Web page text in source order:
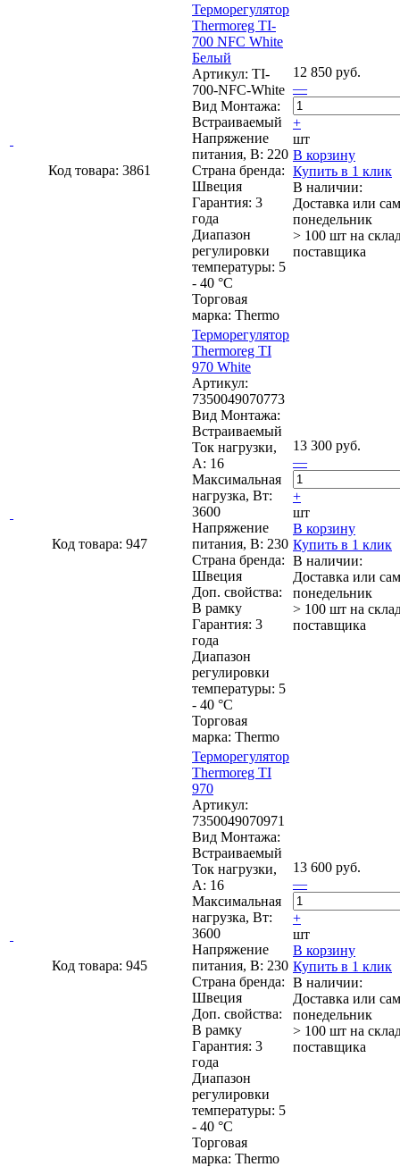
Код товара: 3861
Терморегулятор
Thermoreg TI-
700 NFC White
Белый
Артикул: TI-
700-NFC-White
Вид Монтажа:
Встраиваемый
Напряжение
питания, В: 220
Страна бренда:
Швеция
Гарантия: 3
года
Диапазон
регулировки
температуры: 5
- 40 °C
Торговая
марка: Thermo
12 850 руб.
—
+
шт
В корзину
Купить в 1 клик
В наличии:
Доставка или
понедельник
> 100 шт на
поставщика
Код товара: 947
Терморегулятор
Thermoreg TI
970 White
Артикул:
7350049070773
Вид Монтажа:
Встраиваемый
Ток нагрузки,
А: 16
Максимальная
нагрузка, Вт:
3600
Напряжение
питания, В: 230
Страна бренда:
Швеция
Доп. свойства:
В рамку
Гарантия: 3
года
Диапазон
регулировки
температуры: 5
- 40 °C
Торговая
марка: Thermo
13 300 руб.
—
+
шт
В корзину
Купить в 1 клик
В наличии:
Доставка или
понедельник
> 100 шт на
поставщика
Код товара: 945
Терморегулятор
Thermoreg TI
970
Артикул:
7350049070971
Вид Монтажа:
Встраиваемый
Ток нагрузки,
А: 16
Максимальная
нагрузка, Вт:
3600
Напряжение
питания, В: 230
Страна бренда:
Швеция
Доп. свойства:
В рамку
Гарантия: 3
года
Диапазон
регулировки
температуры: 5
- 40 °C
Торговая
марка: Thermo
13 600 руб.
—
+
шт
В корзину
Купить в 1 клик
В наличии:
Доставка или
понедельник
> 100 шт на
поставщика